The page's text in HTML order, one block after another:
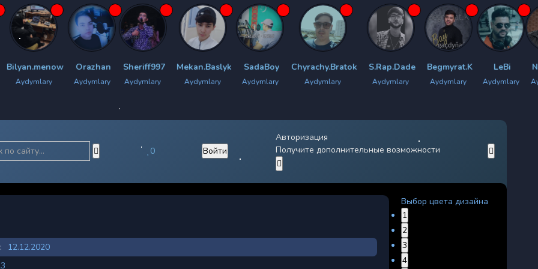
Orazhan
Aydymlary
Sheriff997
Aydymlary
Mekan.Baslyk
Aydymlary
SadaBoy
Aydymlary
Chyrachy.Bratok
Aydymlary
S.Rap.Dade
Aydymlary
Begmyrat.K
Aydymlary
LeBi
Aydymlary
New Star
Aydymlary
0 Войти
Авторизация
Получите дополнительные возможности
12.12.2020
Выбор цвета дизайна
1
2
3
4